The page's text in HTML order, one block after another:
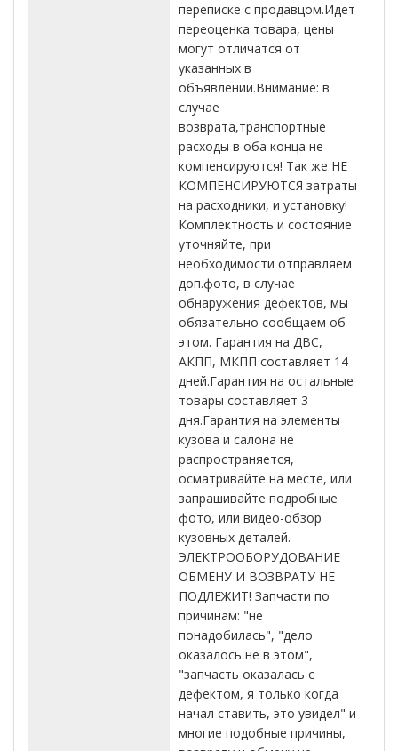
переписке с продавцом.Идет
переоценка товара, цены
могут отличатся от
указанных в
объявлении.Внимание: в
случае
возврата,транспортные
расходы в оба конца не
компенсируются! Так же НЕ
КОМПЕНСИРУЮТСЯ затраты
на расходники, и установку!
Комплектность и состояние
уточняйте, при
необходимости отправляем
доп.фото, в случае
обнаружения дефектов, мы
обязательно сообщаем об
этом. Гарантия на ДВС,
АКПП, МКПП составляет 14
дней.Гарантия на остальные
товары составляет 3
дня.Гарантия на элементы
кузова и салона не
распространяется,
осматривайте на месте, или
запрашивайте подробные
фото, или видео-обзор
кузовных деталей.
ЭЛЕКТРООБОРУДОВАНИЕ
ОБМЕНУ И ВОЗВРАТУ НЕ
ПОДЛЕЖИТ! Запчасти по
причинам: "не
понадобилась", "дело
оказалось не в этом",
"запчасть оказалась с
дефектом, я только когда
начал ставить, это увидел" и
многие подобные причины,